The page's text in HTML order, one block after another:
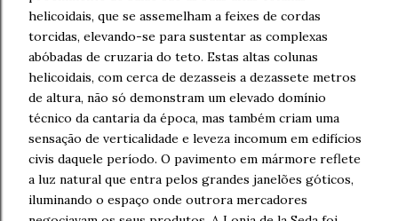
helicoidais, que se assemelham a feixes de cordas
torcidas, elevando-se para sustentar as complexas
abóbadas de cruzaria do teto. Estas altas colunas
helicoidais, com cerca de dezasseis a dezassete metros
de altura, não só demonstram um elevado domínio
técnico da cantaria da época, mas também criam uma
sensação de verticalidade e leveza incomum em edifícios
civis daquele período. O pavimento em mármore reflete
a luz natural que entra pelos grandes janelões góticos,
iluminando o espaço onde outrora mercadores